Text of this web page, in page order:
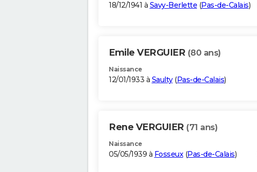
18/12/1941 à Savy-Berlette (Pas-de-Calais)
Emile VERGUIER (80 ans)
Naissance
12/01/1933 à Saulty(Pas-de-Calais)
Rene VERGUIER (71 ans)
Naissance
05/05/1939 à Fosseux(Pas-de-Calais)